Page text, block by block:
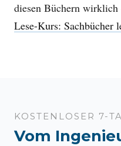
diesen Büchern
Lese-Kurs: Sachbücher
KOSTENLOSER 7-
Vom